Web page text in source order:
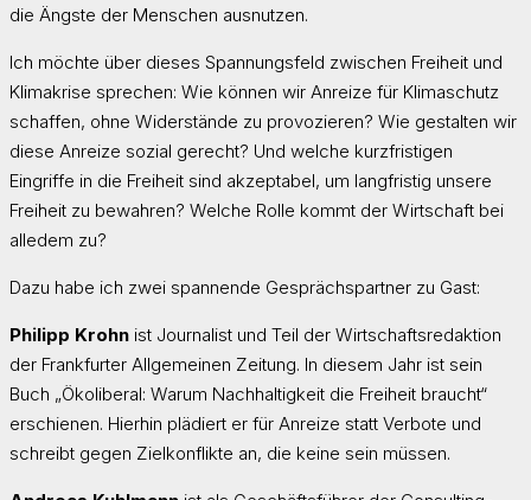
die Ängste der Menschen ausnutzen.
Ich möchte über dieses Spannungsfeld zwischen Freiheit und
Klimakrise sprechen: Wie können wir Anreize für Klimaschutz
schaffen, ohne Widerstände zu provozieren? Wie gestalten wir
diese Anreize sozial gerecht? Und welche kurzfristigen
Eingriffe in die Freiheit sind akzeptabel, um langfristig unsere
Freiheit zu bewahren? Welche Rolle kommt der Wirtschaft bei
alledem zu?
Dazu habe ich zwei spannende Gesprächspartner zu Gast:
Philipp Krohn ist Journalist und Teil der Wirtschaftsredaktion
der Frankfurter Allgemeinen Zeitung. In diesem Jahr ist sein
Buch „Ökoliberal: Warum Nachhaltigkeit die Freiheit braucht“
erschienen. Hierhin plädiert er für Anreize statt Verbote und
schreibt gegen Zielkonflikte an, die keine sein müssen.